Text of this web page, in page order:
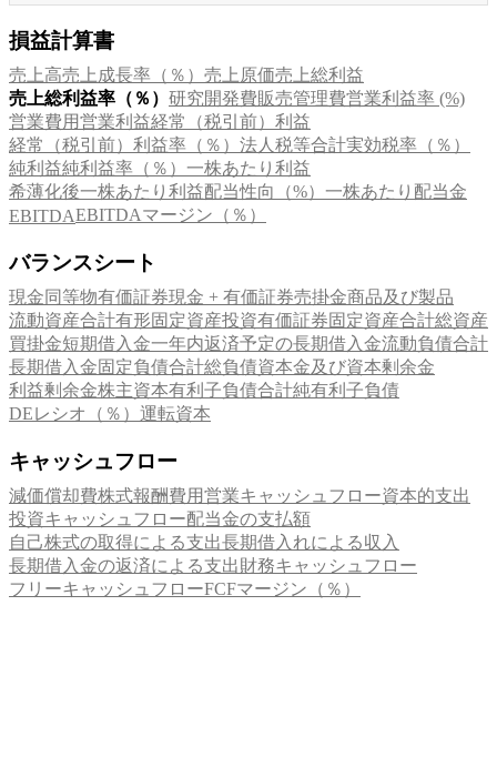
損益計算書
売上高売上成長率（％） 売上原価売上総利益
売上総利益率（％） 研究開発費販売管理費営業利益率 (%)
営業費用営業利益経常（税引前）利益
経常（税引前）利益率（％） 法人税等合計実効税率（％）
純利益純利益率（％） 一株あたり利益
希薄化後一株あたり利益配当性向（%） 一株あたり配当金
EBITDAEBITDAマージン（％）
バランスシート
現金同等物有価証券現金 + 有価証券売掛金商品及び製品
流動資産合計有形固定資産投資有価証券固定資産合計総資産
買掛金短期借入金一年内返済予定の長期借入金流動負債合計
長期借入金固定負債合計総負債資本金及び資本剰余金
利益剰余金株主資本有利子負債合計純有利子負債
DEレシオ（％） 運転資本
キャッシュフロー
減価償却費株式報酬費用営業キャッシュフロー資本的支出
投資キャッシュフロー配当金の支払額
自己株式の取得による支出長期借入れによる収入
長期借入金の返済による支出財務キャッシュフロー
フリーキャッシュフローFCFマージン（％）